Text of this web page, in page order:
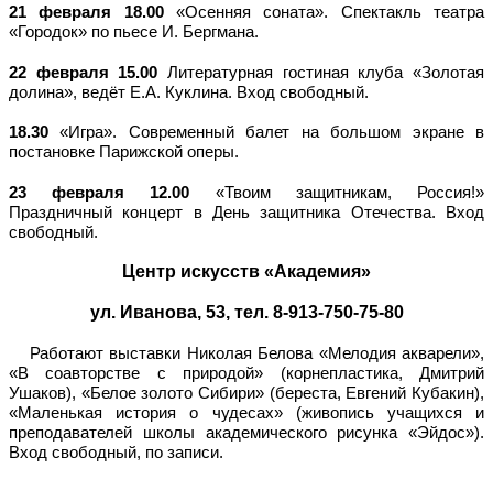
21 февраля 18.00«Осенняя соната». Спектакль театра
«Городок» по пьесе И. Бергмана.
22 февраля 15.00 Литературная гостиная клуба «Золотая
долина», ведёт Е.А. Куклина. Вход свободный.
18.30 «Игра». Современный балет на большом экране в
постановке Парижской оперы.
23 февраля 12.00 «Твоим защитникам, Россия!»
Праздничный концерт в День защитника Отечества. Вход
свободный.
Центр искусств «Академия»
ул. Иванова, 53, тел. 8-913-750-75-80
Работают выставки Николая Белова «Мелодия акварели»,
«В соавторстве с природой» (корнепластика, Дмитрий
Ушаков), «Белое золото Сибири» (береста, Евгений Кубакин),
«Маленькая история о чудесах» (живопись учащихся и
преподавателей школы академического рисунка «Эйдос»).
Вход свободный, по записи.